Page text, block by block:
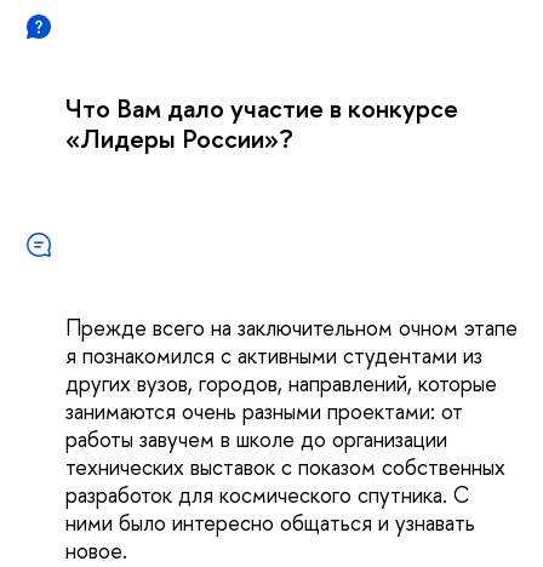
Что Вам дало участие в конкурсе
«Лидеры России»?
Прежде всего на заключительном очном этапе
я познакомился с активными студентами из
других вузов, городов, направлений, которые
занимаются очень разными проектами: от
работы завучем в школе до организации
технических выставок с показом собственных
разработок для космического спутника. С
ними было интересно общаться и узнавать
новое.